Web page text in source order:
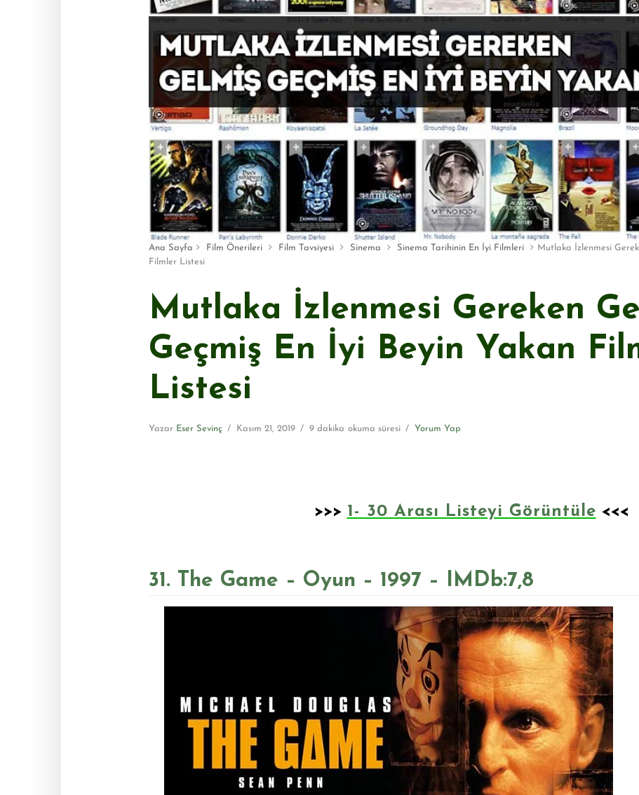
Ana Sayfa Film Önerileri Film Tavsiyesi Sinema Sinema Tarihinin En İyi Filmleri
Mutlaka İzlenmesi
Filmler Listesi
Mutlaka İzlenmesi Gereken
Geçmiş En İyi Beyin Yakan
Listesi
Yazar Eser Sevinç Kasım 21, 2019 9 dakika okuma süresi Yorum Yap
>>> 1- 30 Arası Listeyi Görüntüle <<<
31. The Game – Oyun – 1997 – IMDb:7,8